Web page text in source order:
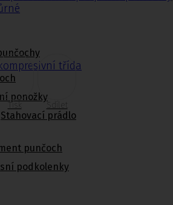
kompresivní třída
ponožky
Stahovací prádlo
punčoch
podkolenky
Tisk Sdílet